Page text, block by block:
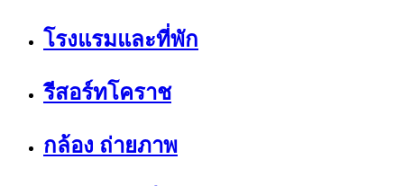
โรงแรมและที่พัก
รีสอร์ทโคราช
กล้อง ถ่ายภาพ